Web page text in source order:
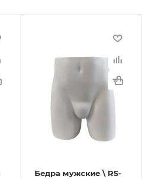
Бедра мужские \ RS-